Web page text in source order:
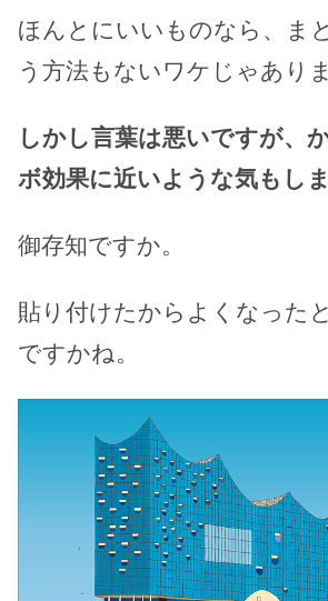
ほんとにいいものなら、ま
う方法もないワケじゃあり
しかし言葉は悪いですが、
ボ効果に近いような気もしま
御存知ですか。
貼り付けたからよくなった
ですかね。